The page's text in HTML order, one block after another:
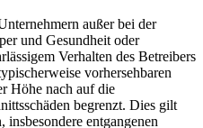
außer bei der
und Gesundheit oder
Verhalten des Betreibers
vorhersehbaren
Höhe nach auf die
begrenzt. Dies gilt
insbesondere entgangenen